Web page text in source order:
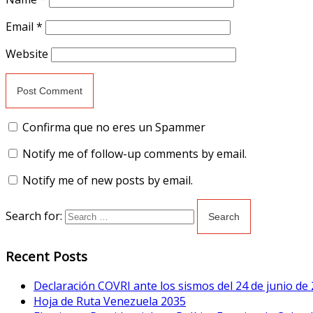
Email *
Website
Confirma que no eres un Spammer
Notify me of follow-up comments by email.
Notify me of new posts by email.
Search for:
Recent Posts
Declaración COVRI ante los sismos del 24 de junio de
Hoja de Ruta Venezuela 2035